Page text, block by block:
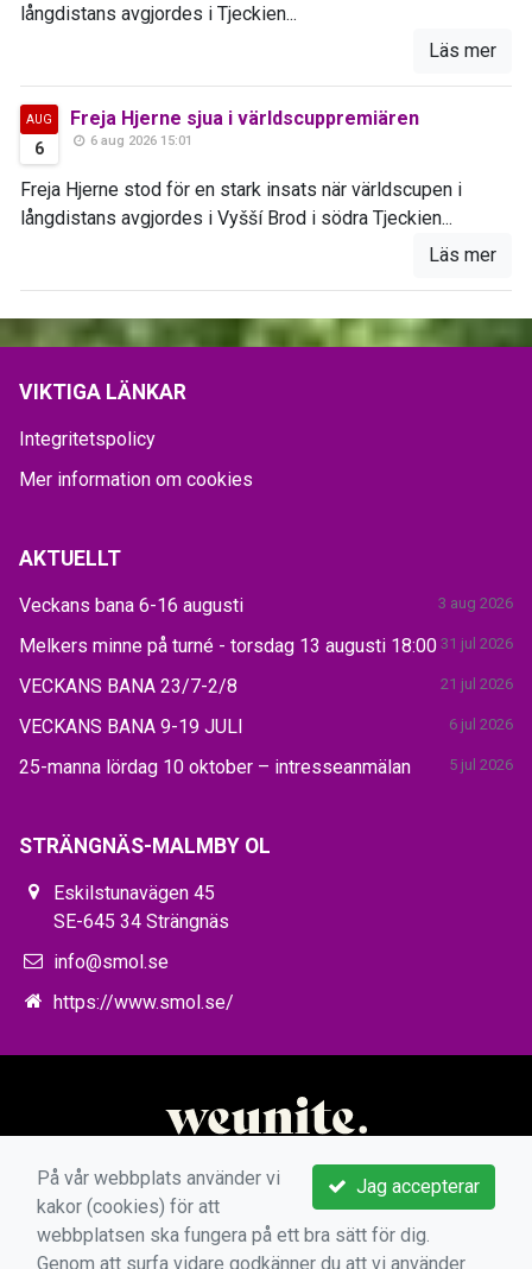
långdistans avgjordes i Tjeckien...
Läs mer
AUG
6
Freja Hjerne sjua i världscuppremiären
6 aug 2026 15:01
Freja Hjerne stod för en stark insats när världscupen i
långdistans avgjordes i Vyšší Brod i södra Tjeckien...
Läs mer
VIKTIGA LÄNKAR
Integritetspolicy
Mer information om cookies
AKTUELLT
Veckans bana 6-16 augusti 3 aug 2026
Melkers minne på turné - torsdag 13 augusti 18:00 31 jul 2026
VECKANS BANA 23/7-2/8 21 jul 2026
VECKANS BANA 9-19 JULI 6 jul 2026
25-manna lördag 10 oktober – intresseanmälan 5 jul 2026
STRÄNGNÄS-MALMBY OL
Eskilstunavägen 45
SE-645 34 Strängnäs
info@smol.se
https://www.smol.se/
Jag accepterar
På vår webbplats använder vi
kakor (cookies) för att
webbplatsen ska fungera på ett bra sätt för dig.
Genom att surfa vidare godkänner du att vi använder